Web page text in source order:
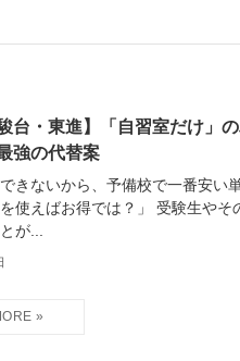
台・東進】「自習室だけ」
強の代替案
できないから、予備校で一番安い
使えばお得では？」 受験生やそ
が...